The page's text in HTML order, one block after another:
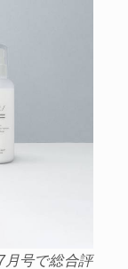
月号で総合評